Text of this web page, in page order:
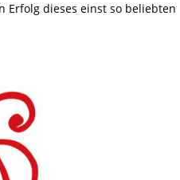
Erfolg dieses einst so beliebten